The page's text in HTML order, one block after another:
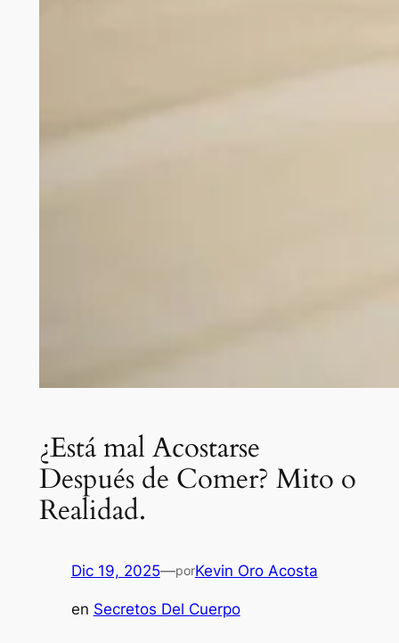
¿Está mal Acostarse
Después de Comer? Mito o
Realidad.
Dic 19, 2025—porKevin Oro Acosta
en Secretos Del Cuerpo